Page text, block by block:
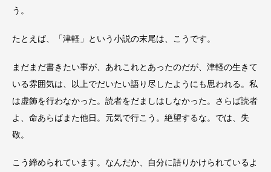
う。
たとえば、「津軽」という小説の末尾は、こうです。
まだまだ書きたい事が、あれこれとあったのだが、津軽の生きて
いる雰囲気は、以上でだいたい語り尽したようにも思われる。私
は虚飾を行わなかった。読者をだましはしなかった。さらば読者
よ、命あらばまた他日。元気で行こう。絶望するな。では、失
敬。
こう締められています。なんだか、自分に語りかけられているよ